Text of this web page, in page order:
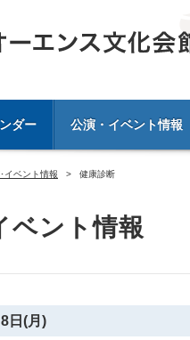
ダー 公演・イベント情報
イベント情報 健康診断
ベント情報
日(月)